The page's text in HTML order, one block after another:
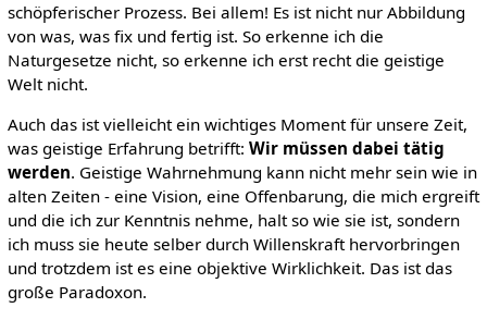
schöpferischer Prozess. Bei allem! Es ist nicht nur Abbildung
von was, was fix und fertig ist. So erkenne ich die
Naturgesetze nicht, so erkenne ich erst recht die geistige
Welt nicht.
Auch das ist vielleicht ein wichtiges Moment für unsere Zeit,
was geistige Erfahrung betrifft: Wir müssen dabei tätig
werden. Geistige Wahrnehmung kann nicht mehr sein wie in
alten Zeiten - eine Vision, eine Offenbarung, die mich ergreift
und die ich zur Kenntnis nehme, halt so wie sie ist, sondern
ich muss sie heute selber durch Willenskraft hervorbringen
und trotzdem ist es eine objektive Wirklichkeit. Das ist das
große Paradoxon.